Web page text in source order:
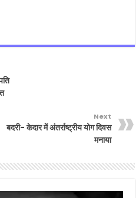
Next
बदरी- केदार में अंतर्राष्ट्रीय योग दिवस
मनाया